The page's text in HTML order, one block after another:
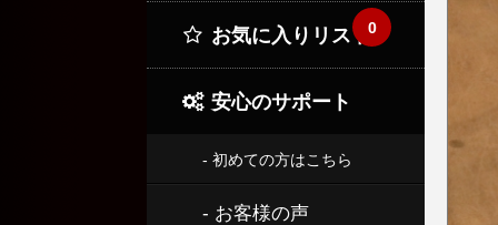
お気に入りリスト0
安心のサポート
- 初めての方はこちら
- お客様の声